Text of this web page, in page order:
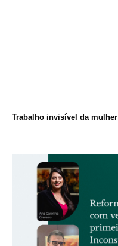
Trabalho invisível da mulher